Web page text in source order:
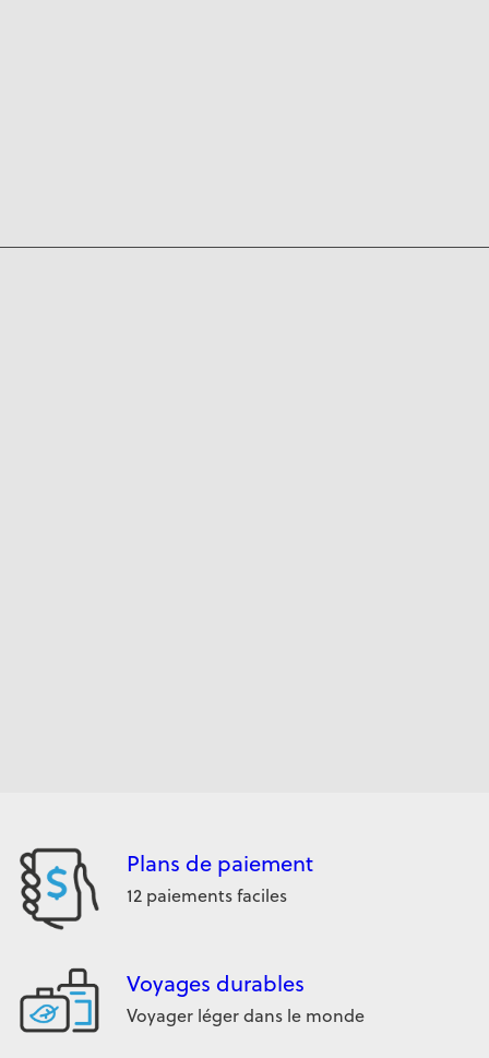
Plans de paiement
12 paiements faciles
Voyages durables
Voyager léger dans le monde